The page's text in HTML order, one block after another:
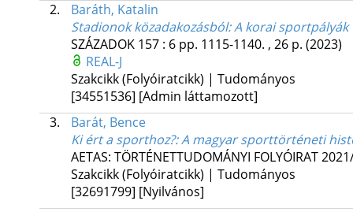
2.
Baráth, Katalin
Stadionok közadakozásból: A korai sportpályák
SZÁZADOK 157: 6 pp. 1115-1140. , 26 p. (2023)
REAL-J
Szakcikk (Folyóiratcikk) | Tudományos
[34551536] [Admin láttamozott]
3.
Barát, Bence
Ki ért a sporthoz?: A magyar sporttörténeti
AETAS: TÖRTÉNETTUDOMÁNYI FOLYÓIRAT
Szakcikk (Folyóiratcikk) | Tudományos
[32691799] [Nyilvános]